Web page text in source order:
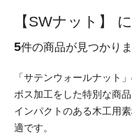
【SWナット】
5件の商品が見つかり
「サテンウォールナット
ボス加工をした特別な商
インパクトのある木工用
適です。